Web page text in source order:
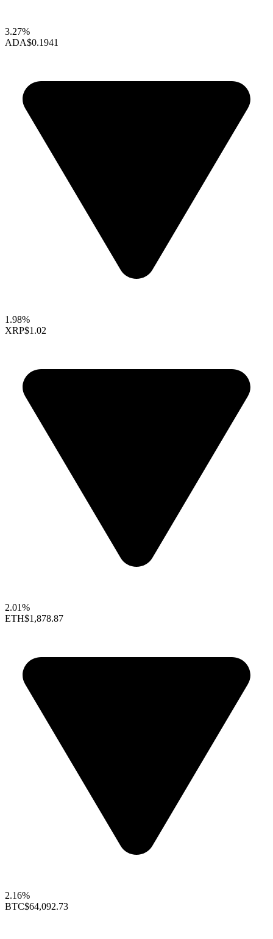
3.27%
ADA$0.1941
1.98%
XRP$1.02
2.01%
ETH$1,878.87
2.16%
BTC$64,092.73